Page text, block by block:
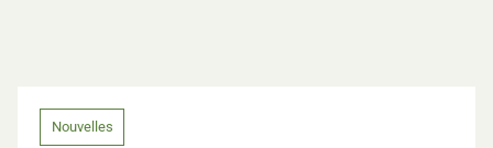
Nouvelles